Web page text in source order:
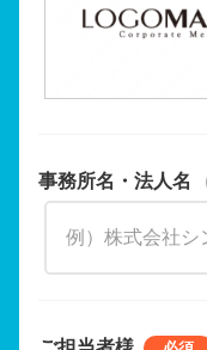
事務所名・法人名